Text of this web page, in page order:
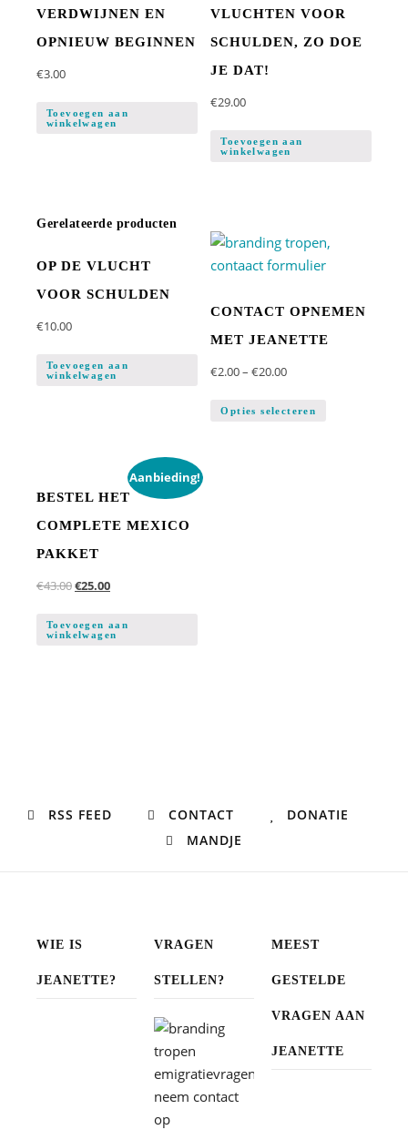
VERDWIJNEN EN
OPNIEUW BEGINNEN
€3.00
Toevoegen aan
winkelwagen
VLUCHTEN VOOR
SCHULDEN, ZO DOE
JE DAT!
€29.00
Toevoegen aan
winkelwagen
Gerelateerde producten
OP DE VLUCHT
VOOR SCHULDEN
€10.00
Toevoegen aan
winkelwagen
CONTACT OPNEMEN
MET JEANETTE
€2.00–€20.00
Opties selecteren
Aanbieding!
BESTEL HET
COMPLETE MEXICO
PAKKET
€43.00€25.00
Toevoegen aan
winkelwagen
RSS FEED CONTACT
DONATIE
MANDJE
WIE IS
JEANETTE?
VRAGEN
STELLEN?
MEEST
GESTELDE
VRAGEN AAN
JEANETTE